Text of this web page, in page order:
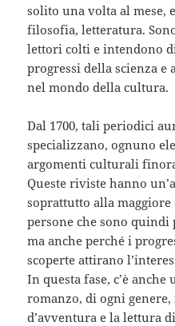
solito una volta al mese,
filosofia, letteratura.
lettori colti e intendono
progressi della scienza e
nel mondo della cultura.
Dal 1700, tali periodici
specializzano, ognuno
argomenti culturali
Queste riviste hanno
soprattutto alla
persone che sono
ma anche perché i
scoperte attirano
In questa fase, c’è
romanzo, di ogni
d’avventura e la lettura